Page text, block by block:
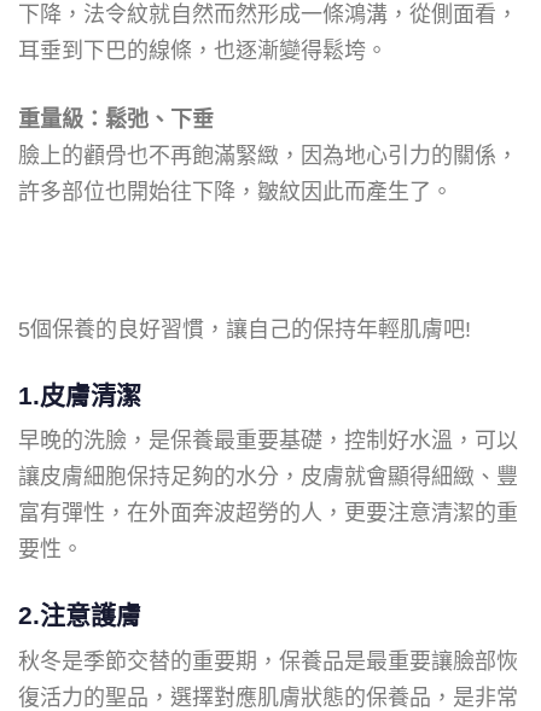
下降，法令紋就自然而然形成一條鴻溝，從側面看，
耳垂到下巴的線條，也逐漸變得鬆垮。
重量級：鬆弛、下垂
臉上的顴骨也不再飽滿緊緻，因為地心引力的關係，
許多部位也開始往下降，皺紋因此而產生了。
5個保養的良好習慣，讓自己的保持年輕肌膚吧!
1.皮膚清潔
早晚的洗臉，是保養最重要基礎，控制好水溫，可以
讓皮膚細胞保持足夠的水分，皮膚就會顯得細緻、豐
富有彈性，在外面奔波超勞的人，更要注意清潔的重
要性。
2.注意護膚
秋冬是季節交替的重要期，保養品是最重要讓臉部恢
復活力的聖品，選擇對應肌膚狀態的保養品，是非常